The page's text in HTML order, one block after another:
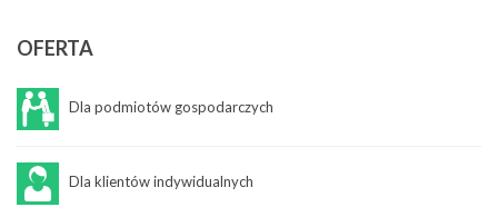
OFERTA
Dla podmiotów gospodarczych
Dla klientów indywidualnych